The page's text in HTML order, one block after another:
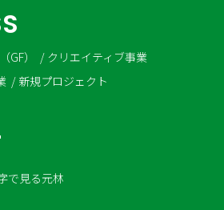
S
GF）
クリエイティブ事業
新規プロジェクト
で見る元林